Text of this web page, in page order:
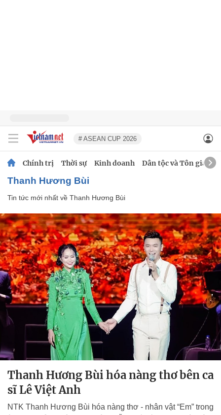
# ASEAN CUP 2026
Chính trị Thời sự Kinh doanh Dân tộc và Tôn giáo
Thanh Hương Bùi
Tin tức mới nhất về Thanh Hương Bùi
Thanh Hương Bùi hóa nàng thơ bên ca
sĩ Lê Việt Anh
NTK Thanh Hương Bùi hóa nàng thơ - nhân vật “Em” trong